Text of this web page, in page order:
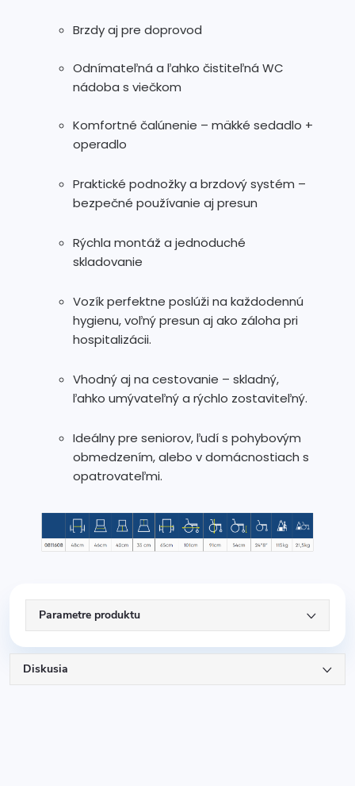
Brzdy aj pre doprovod
Odnímateľná a ľahko čistiteľná WC
nádoba s viečkom
Komfortné čalúnenie – mäkké sedadlo +
operadlo
Praktické podnožky a brzdový systém –
bezpečné používanie aj presun
Rýchla montáž a jednoduché
skladovanie
Vozík perfektne poslúži na každodennú
hygienu, voľný presun aj ako záloha pri
hospitalizácii.
Vhodný aj na cestovanie – skladný,
ľahko umývateľný a rýchlo zostaviteľný.
Ideálny pre seniorov, ľudí s pohybovým
obmedzením, alebo v domácnostiach s
opatrovateľmi.
Parametre produktu
Diskusia